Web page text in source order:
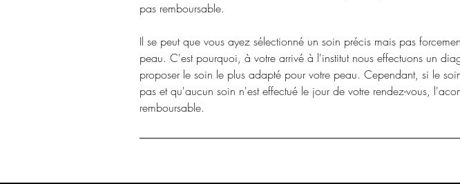
pas remboursable.
Il se peut que vous ayez sélectionné un soin précis mais pas
peau. C'est pourquoi, à votre arrivé à l'institut nous effectuons un
proposer le soin le plus adapté pour votre peau. Cependant, si le
pas et qu'aucun soin n'est effectué le jour de votre rendez-vous,
remboursable.